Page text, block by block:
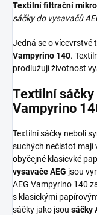
Textilní filtrační mikro
sáčky do vysavačů
Jedná se o vícevrstvé
Vampyrino 140.
prodlužují životnost
Textilní sáčky
Vampyrino
Textilní sáčky neboli
suchých nečistot mají
obyčejné klasicvké
vysavače AEG jsou
AEG Vampyrino 140
s klasickými
sáčky jako jsou sáčky